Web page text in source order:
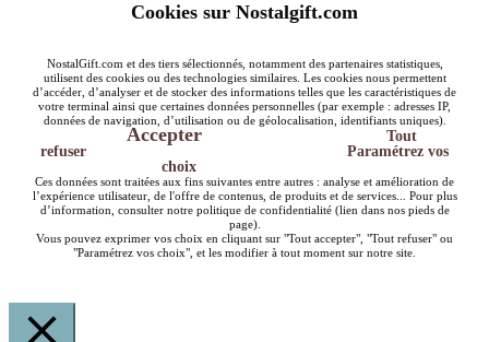
Cookies sur Nostalgift.com
NostalGift.com et des tiers sélectionnés, notamment des partenaires statistiques,
utilisent des cookies ou des technologies similaires. Les cookies nous permettent
d’accéder, d’analyser et de stocker des informations telles que les caractéristiques de
votre terminal ainsi que certaines données personnelles (par exemple : adresses IP,
données de navigation, d’utilisation ou de géolocalisation, identifiants uniques).
Accepter
Tout
refuser
Paramétrez vos
choix
Ces données sont traitées aux fins suivantes entre autres : analyse et amélioration de
l’expérience utilisateur, de l'offre de contenus, de produits et de services... Pour plus
d’information, consulter notre politique de confidentialité (lien dans nos pieds de
page).
Vous pouvez exprimer vos choix en cliquant sur "Tout accepter", "Tout refuser" ou
"Paramétrez vos choix", et les modifier à tout moment sur notre site.